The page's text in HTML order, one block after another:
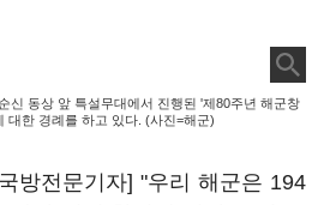
신 동상 앞 특설무대에서 진행된 '제80주년 해군창
대한 경례를 하고 있다. (사진=해군)
방전문기자] "우리 해군은 194